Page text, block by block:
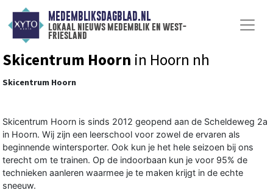
MEDEMBLIKSDAGBLAD.NL
lokaal nieuws medemblik en west-
friesland
Skicentrum Hoorn in Hoorn nh
Skicentrum Hoorn
Skicentrum Hoorn is sinds 2012 geopend aan de Scheldeweg 2a
in Hoorn. Wij zijn een leerschool voor zowel de ervaren als
beginnende wintersporter. Ook kun je het hele seizoen bij ons
terecht om te trainen. Op de indoorbaan kun je voor 95% de
technieken aanleren waarmee je te maken krijgt in de echte
sneeuw.